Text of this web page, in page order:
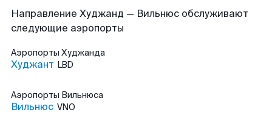
Направление Худжанд — Вильнюс обслуживают
следующие аэропорты
Аэропорты Худжанда
Худжант LBD
Аэропорты Вильнюса
Вильнюс VNO